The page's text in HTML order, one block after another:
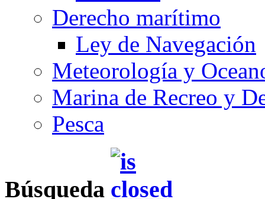
Derecho marítimo
Ley de Navegación
Meteorología y
Marina de Recreo y
Pesca
Búsqueda